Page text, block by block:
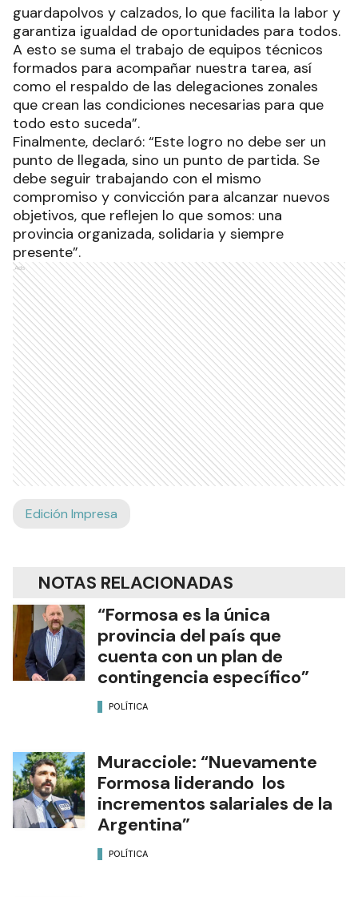
guardapolvos y calzados, lo que facilita la labor y
garantiza igualdad de oportunidades para todos.
A esto se suma el trabajo de equipos técnicos
formados para acompañar nuestra tarea, así
como el respaldo de las delegaciones zonales
que crean las condiciones necesarias para que
todo esto suceda”.
Finalmente, declaró: “Este logro no debe ser un
punto de llegada, sino un punto de partida. Se
debe seguir trabajando con el mismo
compromiso y convicción para alcanzar nuevos
objetivos, que reflejen lo que somos: una
provincia organizada, solidaria y siempre
presente”.
Ads
Edición Impresa
NOTAS RELACIONADAS
“Formosa es la única
provincia del país que
cuenta con un plan de
contingencia específico”
POLÍTICA
Muracciole: “Nuevamente
Formosa liderando los
incrementos salariales de la
Argentina”
POLÍTICA